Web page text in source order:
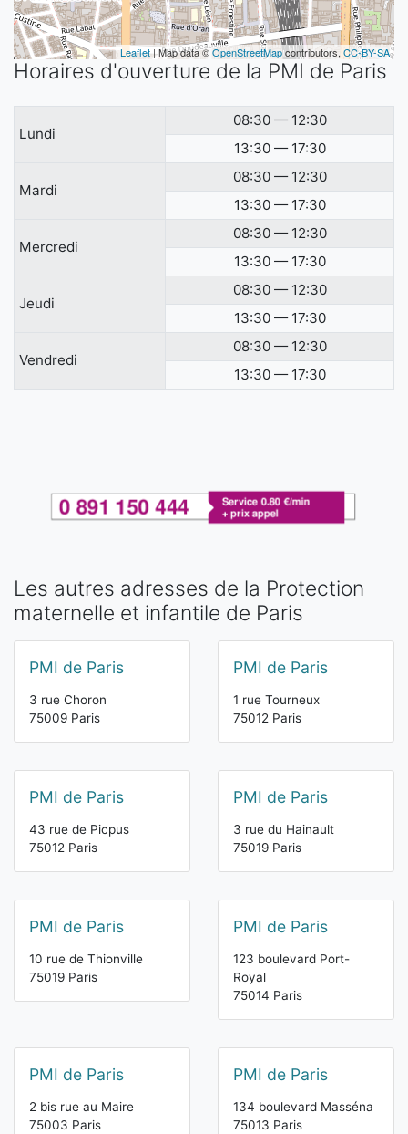
Leaflet| Map data ©OpenStreetMapcontributors, CC-BY-SA
Horaires d'ouverture de la PMI de Paris
Lundi
08:30 — 12:30
13:30 — 17:30
Mardi
08:30 — 12:30
13:30 — 17:30
Mercredi
08:30 — 12:30
13:30 — 17:30
Jeudi
08:30 — 12:30
13:30 — 17:30
Vendredi
08:30 — 12:30
13:30 — 17:30
Les autres adresses de la Protection
maternelle et infantile de Paris
PMI de Paris
3 rue Choron
75009 Paris
PMI de Paris
1 rue Tourneux
75012 Paris
PMI de Paris
43 rue de Picpus
75012 Paris
PMI de Paris
3 rue du Hainault
75019 Paris
PMI de Paris
10 rue de Thionville
75019 Paris
PMI de Paris
123 boulevard Port-
Royal
75014 Paris
PMI de Paris
2 bis rue au Maire
75003 Paris
PMI de Paris
134 boulevard Masséna
75013 Paris